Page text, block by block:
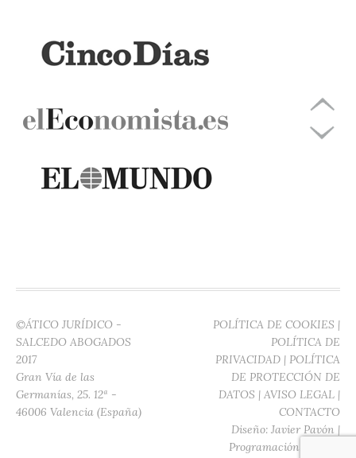
©ÁTICO JURÍDICO -
SALCEDO ABOGADOS
2017
Gran Vía de las
Germanías, 25. 12ª -
46006 Valencia (España)
POLÍTICA DE COOKIES |
POLÍTICA DE
PRIVACIDAD | POLÍTICA
DE PROTECCIÓN DE
DATOS | AVISO LEGAL |
CONTACTO
Diseño: Javier Pavón |
Programación: